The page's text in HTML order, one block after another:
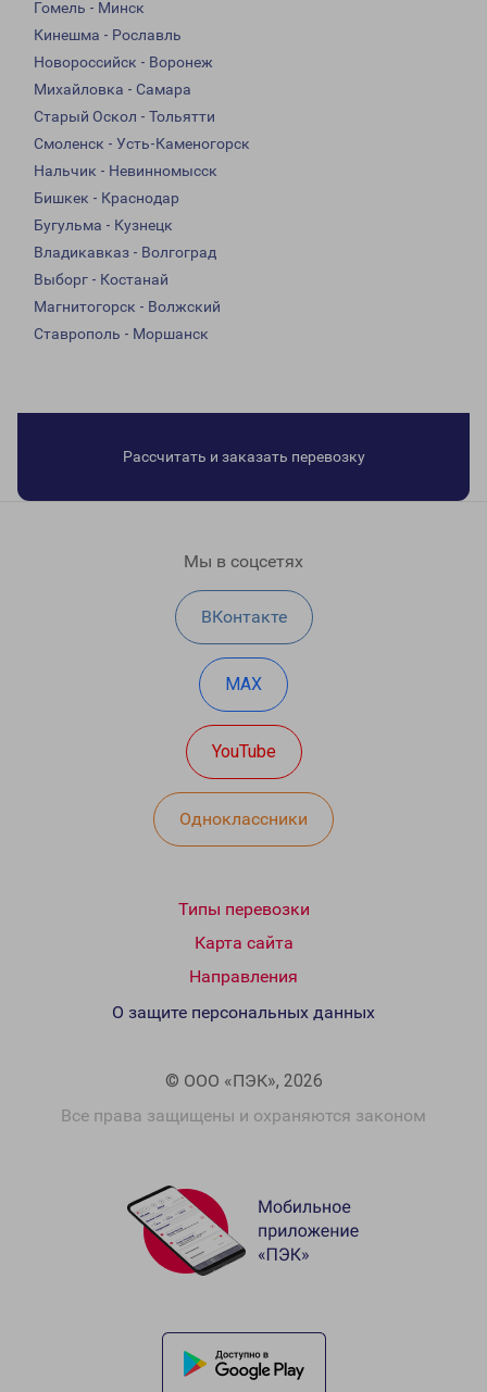
Гомель - Минск
Кинешма - Рославль
Новороссийск - Воронеж
Михайловка - Самара
Старый Оскол - Тольятти
Смоленск - Усть-Каменогорск
Нальчик - Невинномысск
Бишкек - Краснодар
Бугульма - Кузнецк
Владикавказ - Волгоград
Выборг - Костанай
Магнитогорск - Волжский
Ставрополь - Моршанск
Рассчитать и заказать перевозку
Мы в соцсетях
ВКонтакте
MAX
YouTube
Одноклассники
Типы перевозки
Карта сайта
Направления
© ООО «ПЭК», 2026
Все права защищены и охраняются законом
О защите персональных данных